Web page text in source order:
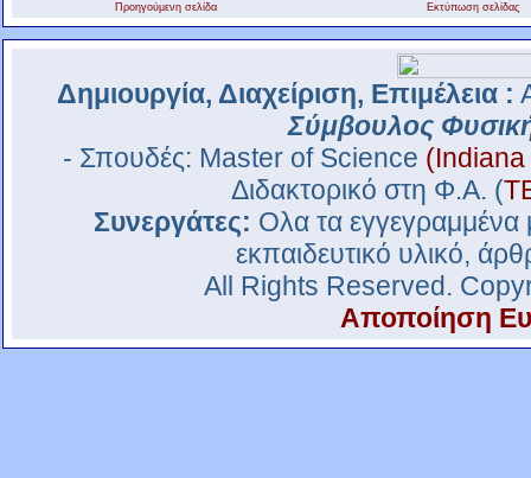
Προηγούμενη σελίδα Εκτύπωση σελίδας
Δημιουργία, Διαχείριση, Επιμέλεια :
Σύμβουλος
- Σπουδές: Master of Science
Διδακτορικό στη Φ.Α. (
Συνεργάτες: Ολα τα
εκπαιδευτικό υλικό,
All Rights Reserved.
Αποποίηση